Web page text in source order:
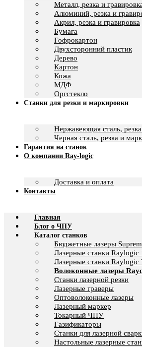
Металл, резка и
Алюминий, резка и
Акрил, резка и гравировка
Бумага
Гофрокартон
Двухсторонний пластик
Дерево
Картон
Кожа
МДФ
Оргстекло
Станки для резки и маркировки
Нержавеющая сталь,
Черная сталь, резка и
Гарантия на станок
О компании Ray-logic
Доставка и оплата
Контакты
Главная
Блог о ЧПУ
Каталог станков
Бюджетные лазеры
Лазерные станки Raylogic
Лазерные станки Raylogic
Волоконные лазеры
Станки лазерной резки
Лазерные граверы
Оптоволоконные лазеры
Лазерный маркер
Токарный ЧПУ
Газификаторы
Cтанки для лазерной
Настольные лазерные